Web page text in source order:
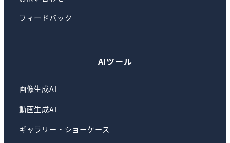
フィードバック
AIツール
画像生成AI
動画生成AI
ギャラリー・ショーケース